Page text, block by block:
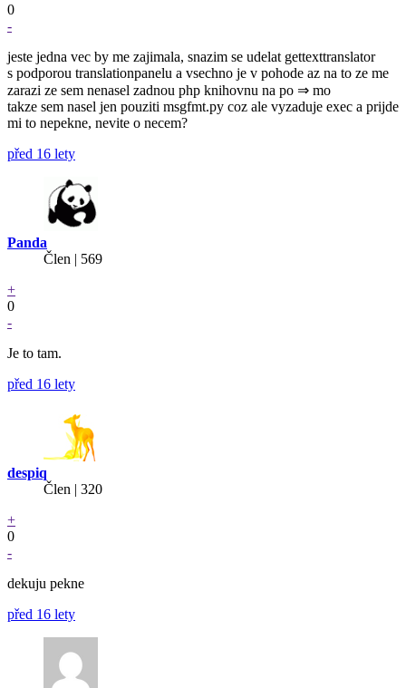
0
-
jeste jedna vec by me zajimala, snazim se udelat gettexttranslator
s podporou translationpanelu a vsechno je v pohode az na to ze me
zarazi ze sem nenasel zadnou php knihovnu na po ⇒ mo
takze sem nasel jen pouziti msgfmt.py coz ale vyzaduje exec a prijde
mi to nepekne, nevite o necem?
před 16 lety
Panda
Člen | 569
+
0
-
Je to tam.
před 16 lety
despiq
Člen | 320
+
0
-
dekuju pekne
před 16 lety